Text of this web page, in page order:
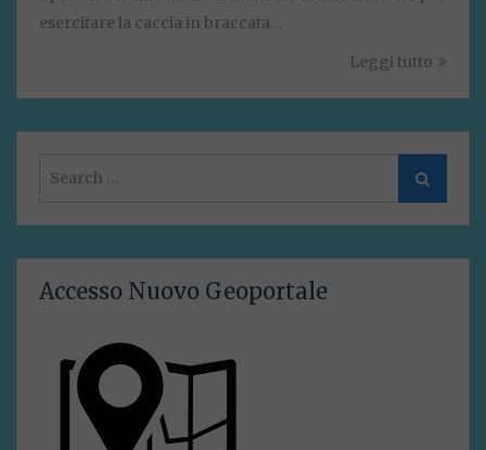
esercitare la caccia in braccata…
Leggi tutto
for:
Search
Accesso Nuovo Geoportale